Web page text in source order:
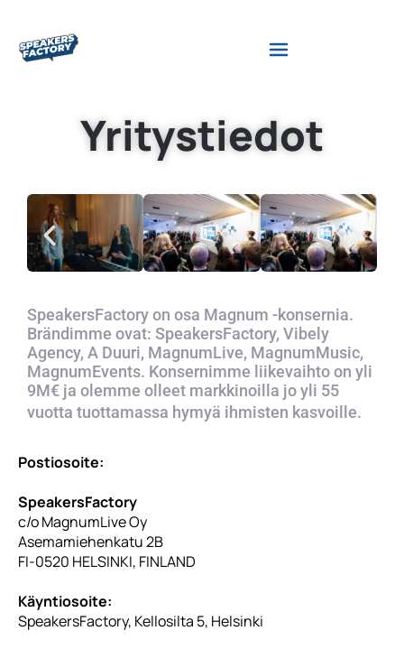
Yritystiedot
SpeakersFactory on osa Magnum -konsernia.
Brändimme ovat: SpeakersFactory, Vibely
Agency, A Duuri, MagnumLive, MagnumMusic,
MagnumEvents. Konsernimme liikevaihto on yli
9M€ ja olemme olleet markkinoilla jo yli 55
vuotta tuottamassa hymyä ihmisten kasvoille.
Postiosoite:
SpeakersFactory
c/o MagnumLive Oy
Asemamiehenkatu 2B
FI-0520 HELSINKI, FINLAND
Käyntiosoite:
SpeakersFactory, Kellosilta 5, Helsinki